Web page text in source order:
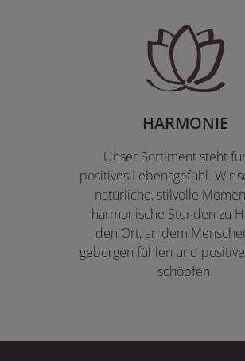
HARMONIE
Unser Sortiment steht
positives Lebensgefühl. Wir
natürliche, stilvolle
harmonische Stunden zu
den Ort, an dem
geborgen fühlen und
schöpfen.